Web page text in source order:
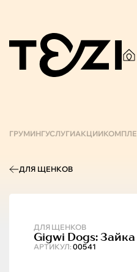
ГРУМИНГУСЛУГИАКЦИИ
ДЛЯ ЩЕНКОВ
ДЛЯ ЩЕНКОВ
АРТИКУЛ: 00541
Gigwi Dogs: